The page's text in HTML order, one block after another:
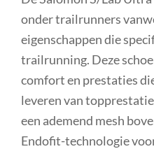
onder trailrunners
eigenschappen die
trailrunning. Deze
comfort en prestaties
leveren van
een ademend mesh
Endofit-technologie